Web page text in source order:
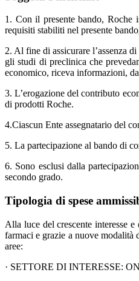
1. Con il presente bando, Roche
requisiti stabiliti nel presente
2. Al fine di assicurare l’assenza
gli studi di preclinica che
economico, riceva informazioni,
3. L’erogazione del contributo
di prodotti Roche.
4.Ciascun Ente assegnatario del
5. La partecipazione al bando di
6. Sono esclusi dalla
secondo grado.
Tipologia di spese
Alla luce del crescente interesse
farmaci e grazie a nuove
aree:
· SETTORE DI INTERESSE: